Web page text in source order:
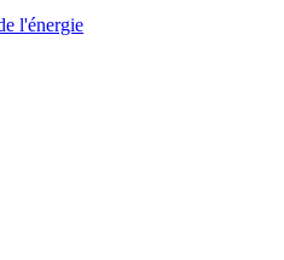
l'énergie